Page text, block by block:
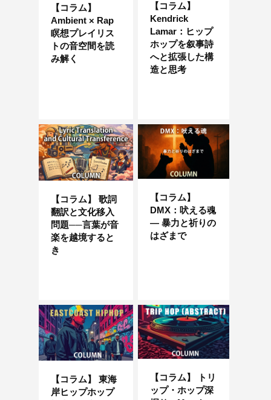
【コラム】
Ambient × Rap
瞑想プレイリス
トの音空間を読
み解く
【コラム】
Kendrick
Lamar：ヒップ
ホップを叙事詩
へと拡張した構
造と思考
【コラム】 歌詞
翻訳と文化移入
問題──言葉が音
楽を越境すると
き
【コラム】
DMX：吠える魂
― 暴力と祈りの
はざまで
【コラム】 東海
岸ヒップホップ
【コラム】 トリ
ップ・ホップ深